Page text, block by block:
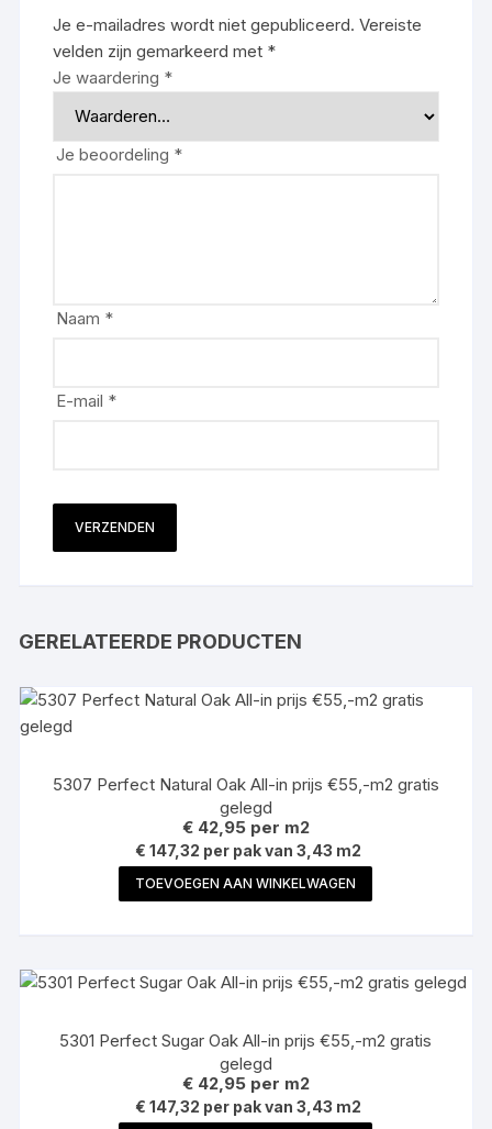
Je e-mailadres wordt niet gepubliceerd. Vereiste
velden zijn gemarkeerd met *
Je waardering *
Je beoordeling *
Naam *
E-mail *
GERELATEERDE PRODUCTEN
5307 Perfect Natural Oak All-in prijs €55,-m2 gratis
gelegd
€42,95per m2
€ 147,32 per pak van 3,43 m2
TOEVOEGEN AAN WINKELWAGEN
5301 Perfect Sugar Oak All-in prijs €55,-m2 gratis
gelegd
€42,95per m2
€ 147,32 per pak van 3,43 m2